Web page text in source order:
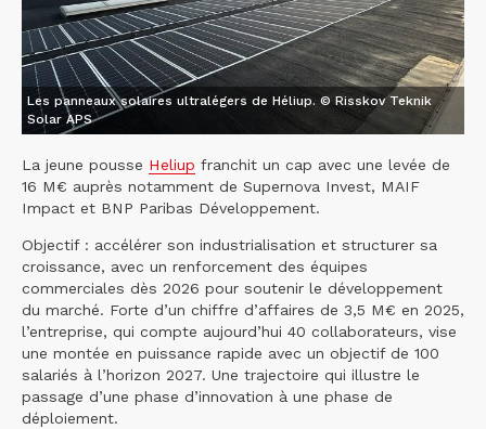
Les panneaux solaires ultralégers de Héliup. © Risskov Teknik
Solar APS
La jeune pousse Heliup franchit un cap avec une levée de
16 M€ auprès notamment de Supernova Invest, MAIF
Impact et BNP Paribas Développement.
Objectif : accélérer son industrialisation et structurer sa
croissance, avec un renforcement des équipes
commerciales dès 2026 pour soutenir le développement
du marché. Forte d’un chiffre d’affaires de 3,5 M€ en 2025,
l’entreprise, qui compte aujourd’hui 40 collaborateurs, vise
une montée en puissance rapide avec un objectif de 100
salariés à l’horizon 2027. Une trajectoire qui illustre le
passage d’une phase d’innovation à une phase de
déploiement.